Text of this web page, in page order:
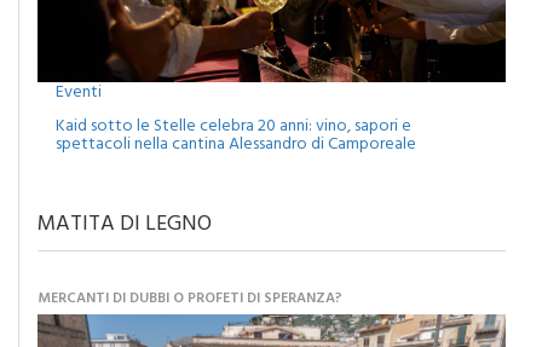
Eventi
Kaid sotto le Stelle celebra 20 anni: vino, sapori e
MATITA DI LEGNO
MERCANTI DI DUBBI O PROFETI DI SPERANZA?